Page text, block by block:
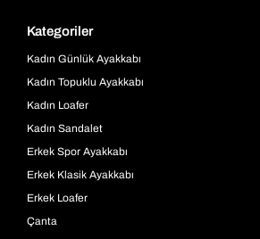
Kategoriler
Kadın Günlük Ayakkabı
Kadın Topuklu Ayakkabı
Kadın Loafer
Kadın Sandalet
Erkek Spor Ayakkabı
Erkek Klasik Ayakkabı
Erkek Loafer
Çanta